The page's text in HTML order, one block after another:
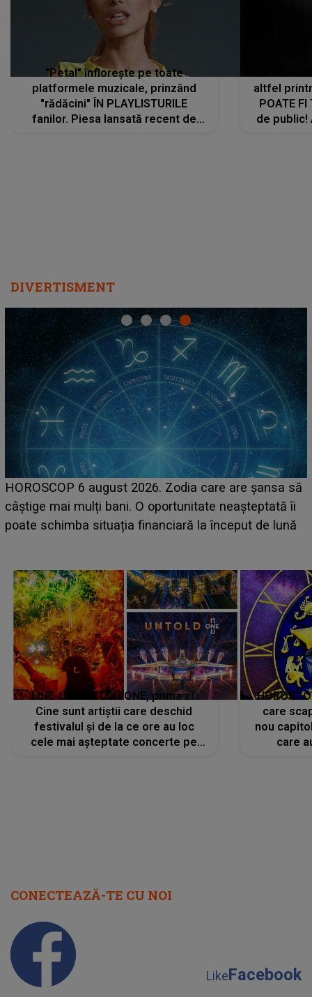
"Petal" înflorește pe toate
platformele muzicale, prinzând
"rădăcini" ÎN PLAYLISTURILE
fanilor. Piesa lansată recent de
altfel
POATE FI
de public!
DIVERTISMENT
HOROSCOP 6 august 2026. Zodia care are șansa să
câștige mai mulți bani. O oportunitate neașteptată îi
poate schimba situația financiară la început de lună
LINE-UP UNTOLD ONE, prima zi.
Cine sunt artiștii care deschid
festivalul și de la ce ore au loc
cele mai așteptate concerte pe
care
nou
care
CONECTEAZĂ-TE CU NOI
LikeFacebook